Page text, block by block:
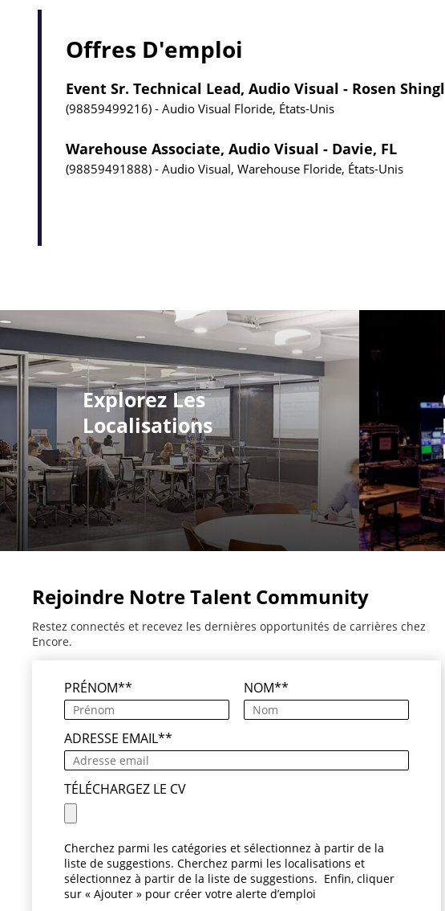
Offres D'emploi
Event Sr. Technical Lead, Audio Visual - Rosen
98859499216 Audio Visual Floride, États-Unis
Warehouse Associate, Audio Visual - Davie, FL
98859491888 Audio Visual, Warehouse Floride, États-Unis
Explorez Les
Localisations
Rejoindre Notre Talent Community
Restez connectés et recevez les dernières opportunités de carrières chez
Encore.
PRÉNOM* NOM*
ADRESSE EMAIL*
TÉLÉCHARGEZ LE CV
Cherchez parmi les catégories et sélectionnez à partir de la
liste de suggestions. Cherchez parmi les localisations et
sélectionnez à partir de la liste de suggestions. Enfin, cliquer
sur « Ajouter » pour créer votre alerte d’emploi